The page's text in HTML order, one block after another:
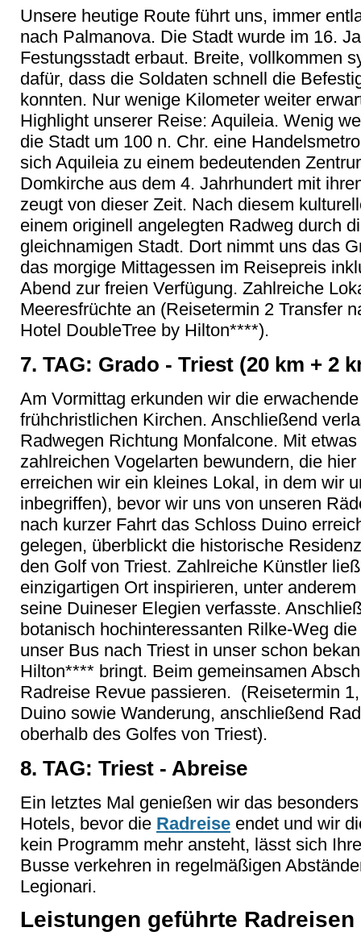
Unsere heutige Route führt uns, immer
nach Palmanova. Die Stadt wurde im 16.
Festungsstadt erbaut. Breite, vollkommen
dafür, dass die Soldaten schnell die
konnten. Nur wenige Kilometer weiter
Highlight unserer Reise: Aquileia. Wenig
die Stadt um 100 n. Chr. eine
sich Aquileia zu einem bedeutenden
Domkirche aus dem 4. Jahrhundert mit
zeugt von dieser Zeit. Nach diesem
einem originell angelegten Radweg durch
gleichnamigen Stadt. Dort nimmt uns das
das morgige Mittagessen im Reisepreis
Abend zur freien Verfügung. Zahlreiche
Meeresfrüchte an (Reisetermin 2 Transfer
Hotel DoubleTree by Hilton****).
7. TAG: Grado - Triest (20 km + 2
Am Vormittag erkunden wir die
frühchristlichen Kirchen. Anschließend
Radwegen Richtung Monfalcone. Mit
zahlreichen Vogelarten bewundern, die
erreichen wir ein kleines Lokal, in dem wir
inbegriffen), bevor wir uns von unseren
nach kurzer Fahrt das Schloss Duino
gelegen, überblickt die historische
den Golf von Triest. Zahlreiche Künstler
einzigartigen Ort inspirieren, unter
seine Duineser Elegien verfasste.
botanisch hochinteressanten Rilke-Weg
unser Bus nach Triest in unser schon
Hilton**** bringt. Beim gemeinsamen
Radreise Revue passieren. (Reisetermin
Duino sowie Wanderung, anschließend
oberhalb des Golfes von Triest).
8. TAG: Triest - Abreise
Ein letztes Mal genießen wir das
Hotels, bevor die Radreise endet und wir
kein Programm mehr ansteht, lässt sich
Busse verkehren in regelmäßigen
Legionari.
Leistungen geführte